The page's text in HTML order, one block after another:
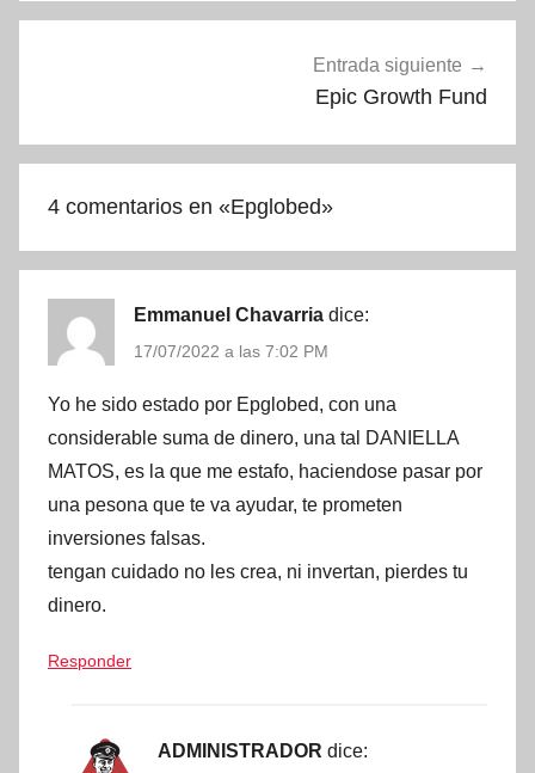
Entrada siguiente
Epic Growth Fund
4 comentarios en «Epglobed»
Emmanuel Chavarria dice:
17/07/2022 a las 7:02 PM
Yo he sido estado por Epglobed, con una
considerable suma de dinero, una tal DANIELLA
MATOS, es la que me estafo, haciendose pasar por
una pesona que te va ayudar, te prometen
inversiones falsas.
tengan cuidado no les crea, ni invertan, pierdes tu
dinero.
Responder
ADMINISTRADOR dice: